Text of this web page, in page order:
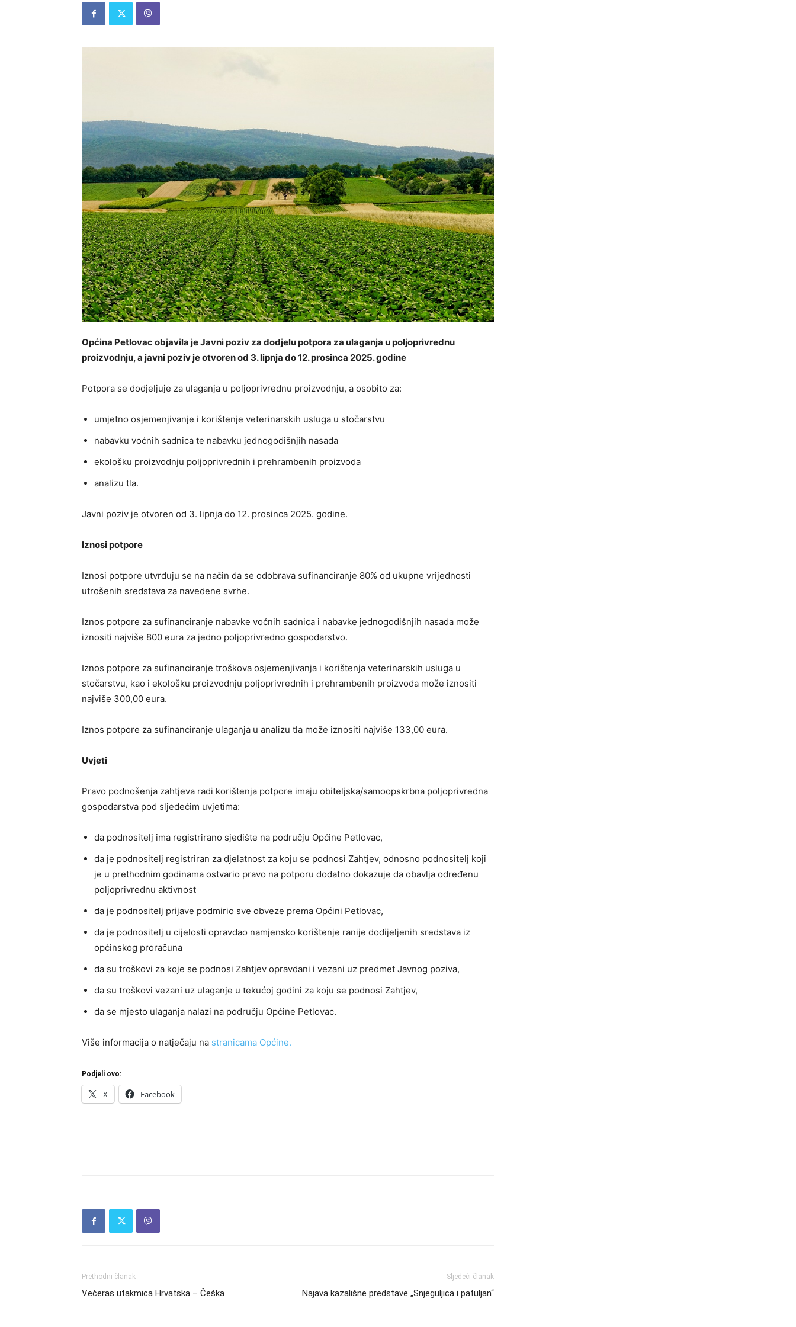
Općina Petlovac objavila je Javni poziv za dodjelu potpora za ulaganja u poljoprivrednu
proizvodnju, a javni poziv je otvoren od 3. lipnja do 12. prosinca 2025. godine
Potpora se dodjeljuje za ulaganja u poljoprivrednu proizvodnju, a osobito za:
umjetno osjemenjivanje i korištenje veterinarskih usluga u stočarstvu
nabavku voćnih sadnica te nabavku jednogodišnjih nasada
ekološku proizvodnju poljoprivrednih i prehrambenih proizvoda
analizu tla.
Javni poziv je otvoren od 3. lipnja do 12. prosinca 2025. godine.
Iznosi potpore
Iznosi potpore utvrđuju se na način da se odobrava sufinanciranje 80% od ukupne vrijednosti
utrošenih sredstava za navedene svrhe.
Iznos potpore za sufinanciranje nabavke voćnih sadnica i nabavke jednogodišnjih nasada može
iznositi najviše 800 eura za jedno poljoprivredno gospodarstvo.
Iznos potpore za sufinanciranje troškova osjemenjivanja i korištenja veterinarskih usluga u
stočarstvu, kao i ekološku proizvodnju poljoprivrednih i prehrambenih proizvoda može iznositi
najviše 300,00 eura.
Iznos potpore za sufinanciranje ulaganja u analizu tla može iznositi najviše 133,00 eura.
Uvjeti
Pravo podnošenja zahtjeva radi korištenja potpore imaju obiteljska/samoopskrbna poljoprivredna
gospodarstva pod sljedećim uvjetima:
da podnositelj ima registrirano sjedište na području Općine Petlovac,
da je podnositelj registriran za djelatnost za koju se podnosi Zahtjev, odnosno podnositelj koji
je u prethodnim godinama ostvario pravo na potporu dodatno dokazuje da obavlja određenu
poljoprivrednu aktivnost
da je podnositelj prijave podmirio sve obveze prema Općini Petlovac,
da je podnositelj u cijelosti opravdao namjensko korištenje ranije dodijeljenih sredstava iz
općinskog proračuna
da su troškovi za koje se podnosi Zahtjev opravdani i vezani uz predmet Javnog poziva,
da su troškovi vezani uz ulaganje u tekućoj godini za koju se podnosi Zahtjev,
da se mjesto ulaganja nalazi na području Općine Petlovac.
Više informacija o natječaju na stranicama Općine.
Podjeli ovo:
X Facebook
Prethodni članak
Večeras utakmica Hrvatska – Češka
Sljedeći članak
Najava kazališne predstave „Snjeguljica i patuljan“